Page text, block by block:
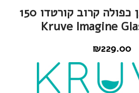
זוג כוסות דופן כפולה קרוב קורטדו 150
₪229.00